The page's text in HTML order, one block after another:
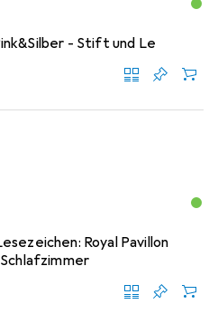
- Stift und Le
Royal Pavillon